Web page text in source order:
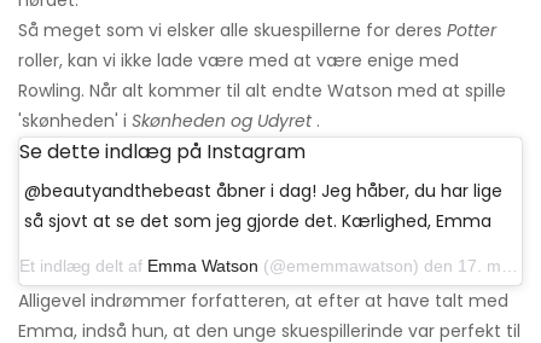
Så meget som vi elsker alle skuespillerne for deres Potter
roller, kan vi ikke lade være med at være enige med
Rowling. Når alt kommer til alt endte Watson med at spille
'skønheden' i Skønheden og Udyret.
Se dette indlæg på Instagram
@beautyandthebeast åbner i dag! Jeg håber, du har lige
så sjovt at se det som jeg gjorde det. Kærlighed, Emma
Et indlæg delt af Emma Watson (@ememmawatson) den 17. marts 2017 kl. 3:49 PDT
Alligevel indrømmer forfatteren, at efter at have talt med
Emma, ​​indså hun, at den unge skuespillerinde var perfekt til